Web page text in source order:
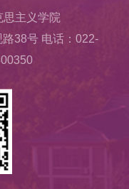
思主义学院
38号 电话：022-